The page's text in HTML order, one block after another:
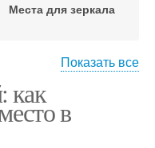
Места для зеркала
Показать все
как
в